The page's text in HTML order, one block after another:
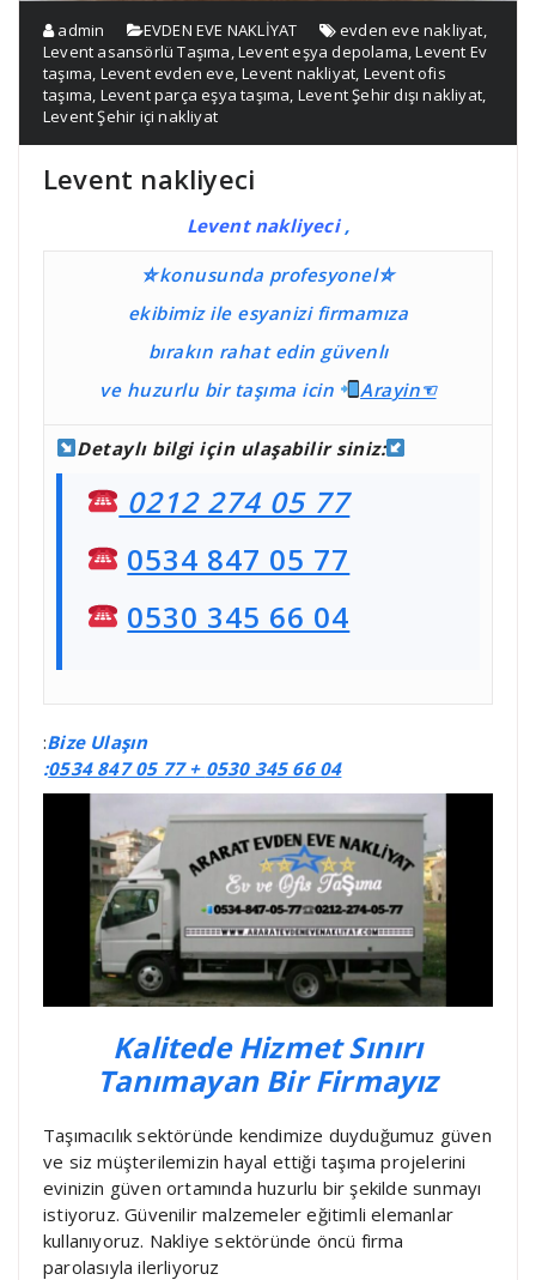
admin EVDEN EVE NAKLİYAT evden eve nakliyat
Levent asansörlü Taşıma ,Levent eşya depolama ,Levent Ev
taşıma Levent evden eve ,Levent nakliyat Levent ofis
taşıma Levent parça eşya taşıma Levent Şehir dışı nakliyat
Levent Şehir içi nakliyat
Levent nakliyeci
Levent nakliyeci ,
⛤konusunda profesyonel⛤
ekibimiz ile esyanizi firmamıza
bırakın rahat edin güvenlı
ve huzurlu bir taşıma icin Arayin☜
Detaylı bilgi için ulaşabilir siniz:
0212 274 05 77
0534 847 05 77
0530 345 66 04
:Bize Ulaşın
:0534 847 05 77 + 0530 345 66 04
Kalitede Hizmet Sınırı
Tanımayan Bir Firmayız
Taşımacılık sektöründe kendimize duyduğumuz güven
ve siz müşterilemizin hayal ettiği taşıma projelerini
evinizin güven ortamında huzurlu bir şekilde sunmayı
istiyoruz. Güvenilir malzemeler eğitimli elemanlar
kullanıyoruz. Nakliye sektöründe öncü firma
parolasıyla ilerliyoruz